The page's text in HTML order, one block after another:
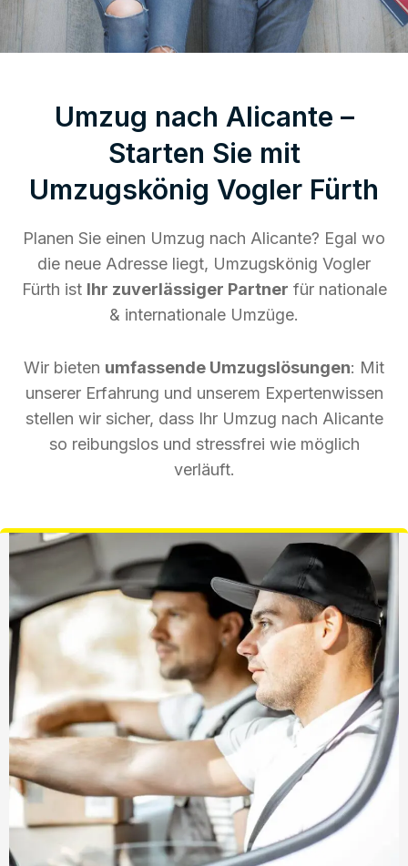
Umzug nach Alicante –
Starten Sie mit
Umzugskönig Vogler Fürth
Planen Sie einen Umzug nach Alicante? Egal wo
die neue Adresse liegt, Umzugskönig Vogler
Fürth ist Ihr zuverlässiger Partner für nationale
& internationale Umzüge.
Wir bieten umfassende Umzugslösungen: Mit
unserer Erfahrung und unserem Expertenwissen
stellen wir sicher, dass Ihr Umzug nach Alicante
so reibungslos und stressfrei wie möglich
verläuft.